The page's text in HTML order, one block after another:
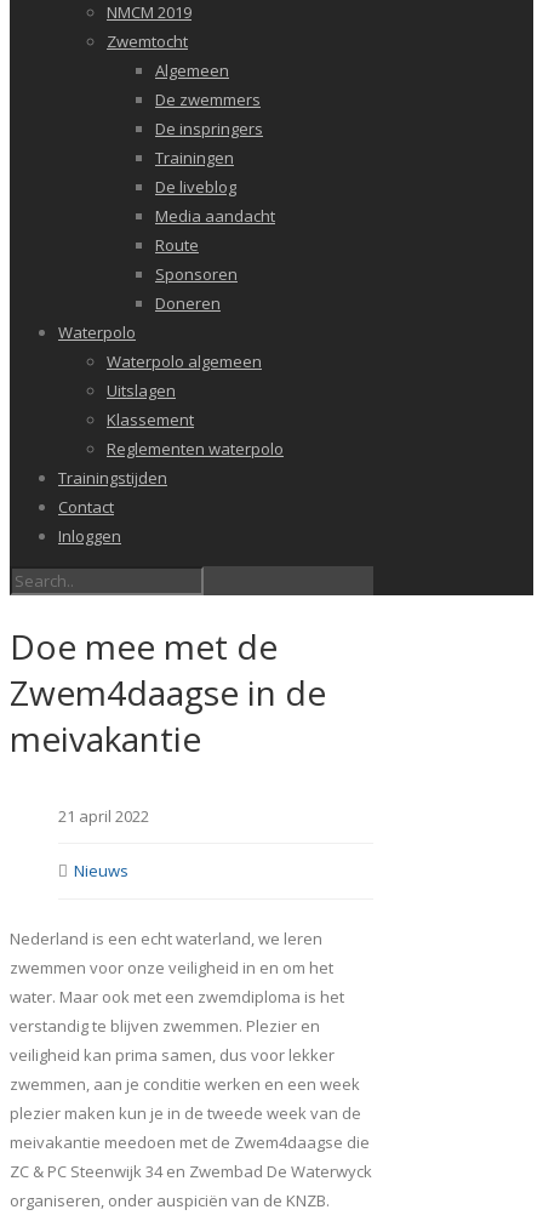
NMCM 2019
Zwemtocht
Algemeen
De zwemmers
De inspringers
Trainingen
De liveblog
Media aandacht
Route
Sponsoren
Doneren
Waterpolo
Waterpolo algemeen
Uitslagen
Klassement
Reglementen waterpolo
Trainingstijden
Contact
Inloggen
Doe mee met de
Zwem4daagse in de
meivakantie
21 april 2022
Nieuws
Nederland is een echt waterland, we leren
zwemmen voor onze veiligheid in en om het
water. Maar ook met een zwemdiploma is het
verstandig te blijven zwemmen. Plezier en
veiligheid kan prima samen, dus voor lekker
zwemmen, aan je conditie werken en een week
plezier maken kun je in de tweede week van de
meivakantie meedoen met de Zwem4daagse die
ZC & PC Steenwijk 34 en Zwembad De Waterwyck
organiseren, onder auspiciën van de KNZB.